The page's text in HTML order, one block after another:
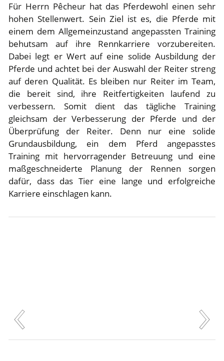
Für Herrn Pêcheur hat das Pferdewohl einen sehr
hohen Stellenwert. Sein Ziel ist es, die Pferde mit
einem dem Allgemeinzustand angepassten Training
behutsam auf ihre Rennkarriere vorzubereiten.
Dabei legt er Wert auf eine solide Ausbildung der
Pferde und achtet bei der Auswahl der Reiter streng
auf deren Qualität. Es bleiben nur Reiter im Team,
die bereit sind, ihre Reitfertigkeiten laufend zu
verbessern. Somit dient das tägliche Training
gleichsam der Verbesserung der Pferde und der
Überprüfung der Reiter. Denn nur eine solide
Grundausbildung, ein dem Pferd angepasstes
Training mit hervorragender Betreuung und eine
maßgeschneiderte Planung der Rennen sorgen
dafür, dass das Tier eine lange und erfolgreiche
Karriere einschlagen kann.